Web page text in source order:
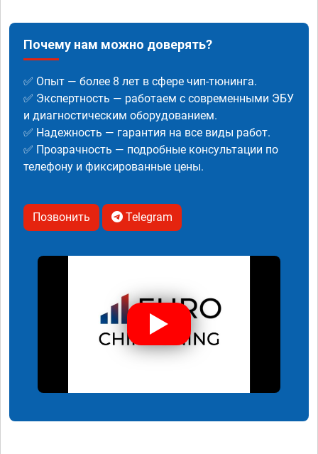
Почему нам можно доверять?
✅ Опыт — более 8 лет в сфере чип-тюнинга.
✅ Экспертность — работаем с современными ЭБУ
и диагностическим оборудованием.
✅ Надежность — гарантия на все виды работ.
✅ Прозрачность — подробные консультации по
телефону и фиксированные цены.
Позвонить Telegram